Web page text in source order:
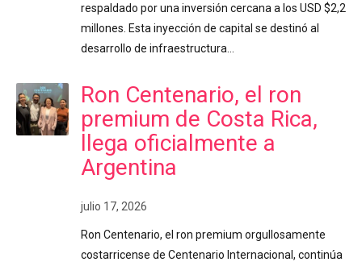
respaldado por una inversión cercana a los USD $2,2
millones. Esta inyección de capital se destinó al
desarrollo de infraestructura…
Ron Centenario, el ron
premium de Costa Rica,
llega oficialmente a
Argentina
julio 17, 2026
Ron Centenario, el ron premium orgullosamente
costarricense de Centenario Internacional, continúa